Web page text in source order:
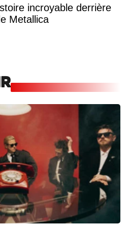
incroyable derrière
Metallica